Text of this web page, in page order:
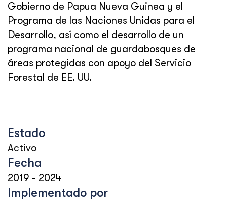
Gobierno de Papua Nueva Guinea y el
Programa de las Naciones Unidas para el
Desarrollo, así como el desarrollo de un
programa nacional de guardabosques de
áreas protegidas con apoyo del Servicio
Forestal de EE. UU.
Estado
Activo
Fecha
2019 - 2024
Implementado por